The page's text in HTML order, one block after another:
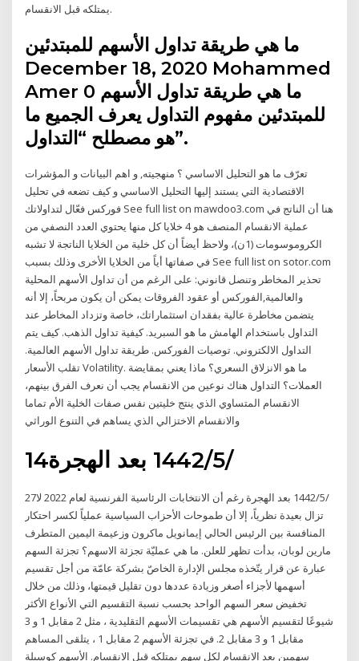
يمتلكه قبل الانقسام.
ما هي طريقة تداول الأسهم للمبتدئين
December 18, 2020 Mohammed
Amer 0 ما هي طريقة تداول الأسهم
للمبتدئين مفهوم التداول يعرف الجميع ما
هو مصطلح “التداول”.
تعرّف ما هو التحليل الاساسي ؟ منهجيته, و اهم البيانات و المؤشرات
الاقتصادية التي يستند إليها التحليل الاساسي و كيف تضعه في تحليل
فوركس فعّال لتداولاتك See full list on mawdoo3.com هنا أن الناتج في
عملية الانقسام المنصف هو 4 خلايا كل منها يحتوي العدد النصفي من
الكروموسومات (1ن)، ولاحظ أيضاً أن كل خلية من الخلايا الناتجة لا تشبه
في صفاتها أياً من الخلايا الأخرى وذلك بسبب See full list on sotor.com
تحذير المخاطر وتنصل قانوني: على الرغم من أن تداول الأسهم المحلية
والعالمية,الفوركس أو عقود الفروقات يمكن أن يكون مربحاً، إلا أنه
يتضمن مخاطرة عالية بفقدان استثماراتك، خاصة وتزداد المخاطر عند
التداول باستخدام الهامش ما هو السبريد. كيفية تداول الذهب. كيف يتم
التداول الالكتروني. توصيات الفوركس. طريقة تداول الأسهم العالمية.
تقلب الأسعار Volatility. ما هو الانزلاق السعري؟ ماذا يعني بمقايضة
العملات؟ التداول هناك نوعين من الانقسام يجب أن نعرف الفرق بينهم،
الانقسام المتساوي الذي ينتج خليتين نفس صفات الخلية الأم تماما
والانقسام الاختزالي الذي يساهم في التنوع الوراثي
14‏‏/5‏‏/1442 بعد الهجرة
27‏‏/5‏‏/1442 بعد الهجرة رغم أن الانتخابات الرئاسية الفرنسية لعام 2022 لا
تزال بعيدة نظرياً، إلا أن طموحات الأحزاب السياسية عملياً لكسر احتكار
المنافسة بين الرئيس الحالي إيمانويل ماكرون وزعيمة اليمين المتطرف
مارين لوبان، بدأت تظهر للعلن. ما هي عمليّة تجزئة الاسهم؟ تجزئة السهم
عبارة عن قرار يتّخذه مجلس الإدارة الخاصّ بشركة عامّة من أجل تقسيم
أسهمها لأجزاء أصغر وزيادة عددها دون تقليل قيمتها، وذلك من خلال
تخفيض سعر السهم الواحد بحسب نسبة التقسيم التي الأنواع الأكثر
شيوعًا لتقسيم الأسهم هي تقسيمات الأسهم التقليدية ، مثل 2 مقابل 1 و 3
مقابل 1 و 3 مقابل 2. في تجزئة الأسهم 2 مقابل 1 ، يتلقى المساهم
سهمين بعد الانقسام لكل سهم يمتلكه قبل الانقسام. الأسهم كوسيلة